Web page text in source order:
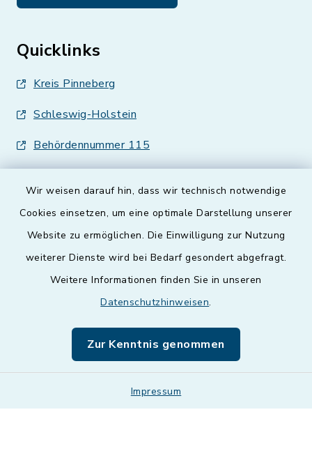
Wir weisen darauf hin, dass wir technisch notwendige
Cookies einsetzen, um eine optimale Darstellung unserer
Website zu ermöglichen. Die Einwilligung zur Nutzung
weiterer Dienste wird bei Bedarf gesondert abgefragt.
Weitere Informationen finden Sie in unseren
Datenschutzhinweisen.
Zur Kenntnis genommen
Impressum
Quicklinks
Kreis Pinneberg
Schleswig-Holstein
Behördennummer 115
Barrierefreiheit
Impressum
Sitemap